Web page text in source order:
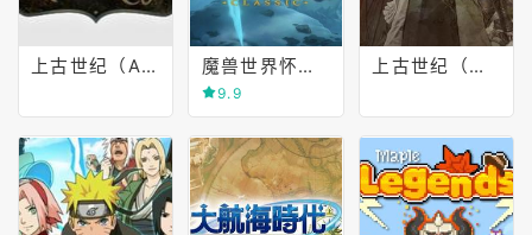
上古世纪（Arche Age0 魔兽世界怀旧服(World of Warcraft Classic)
9.9
上古世纪（俄服）